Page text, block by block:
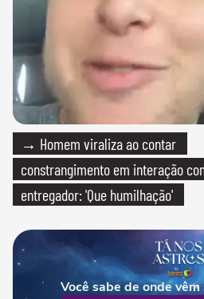
→ Homem viraliza ao contar
constrangimento em interação
entregador: 'Que humilhação'
Você sabe de onde